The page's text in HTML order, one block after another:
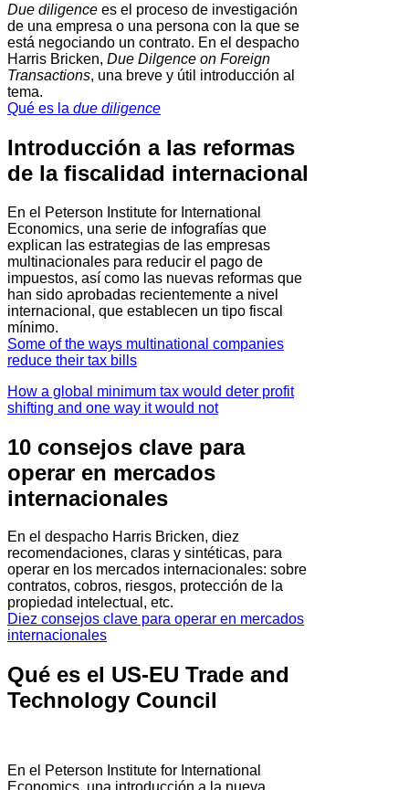
Due diligence es el proceso de investigación
de una empresa o una persona con la que se
está negociando un contrato. En el despacho
Harris Bricken, Due Dilgence on Foreign
Transactions, una breve y útil introducción al
tema.
Qué es la due diligence
Introducción a las reformas
de la fiscalidad internacional
En el Peterson Institute for International
Economics, una serie de infografías que
explican las estrategias de las empresas
multinacionales para reducir el pago de
impuestos, así como las nuevas reformas que
han sido aprobadas recientemente a nivel
internacional, que establecen un tipo fiscal
mínimo.
Some of the ways multinational companies
reduce their tax bills
How a global minimum tax would deter profit
shifting and one way it would not
10 consejos clave para
operar en mercados
internacionales
En el despacho Harris Bricken, diez
recomendaciones, claras y sintéticas, para
operar en los mercados internacionales: sobre
contratos, cobros, riesgos, protección de la
propiedad intelectual, etc.
Diez consejos clave para operar en mercados
internacionales
Qué es el US-EU Trade and
Technology Council
En el Peterson Institute for International